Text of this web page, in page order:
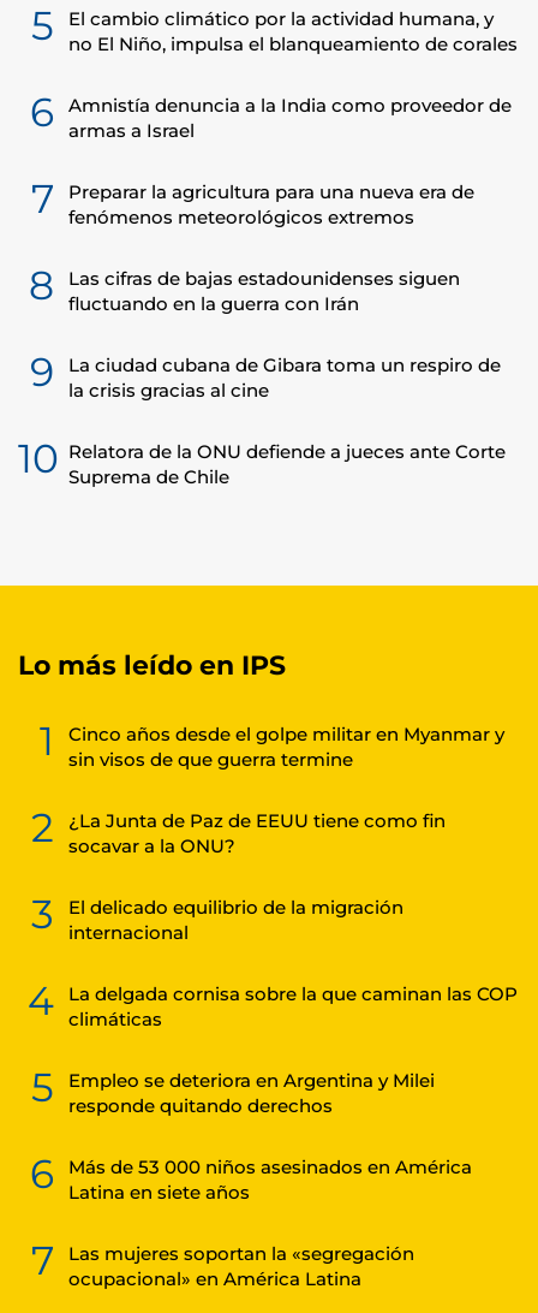
5
El cambio climático por la actividad humana, y
no El Niño, impulsa el blanqueamiento de corales
6
Amnistía denuncia a la India como proveedor de
armas a Israel
7
Preparar la agricultura para una nueva era de
fenómenos meteorológicos extremos
8
Las cifras de bajas estadounidenses siguen
fluctuando en la guerra con Irán
9
La ciudad cubana de Gibara toma un respiro de
la crisis gracias al cine
10 Relatora de la ONU defiende a jueces ante Corte
Suprema de Chile
Lo más leído en IPS
1
Cinco años desde el golpe militar en Myanmar y
sin visos de que guerra termine
2
¿La Junta de Paz de EEUU tiene como fin
socavar a la ONU?
3
El delicado equilibrio de la migración
internacional
4
La delgada cornisa sobre la que caminan las COP
climáticas
5
Empleo se deteriora en Argentina y Milei
responde quitando derechos
6
Más de 53 000 niños asesinados en América
Latina en siete años
7
Las mujeres soportan la «segregación
ocupacional» en América Latina